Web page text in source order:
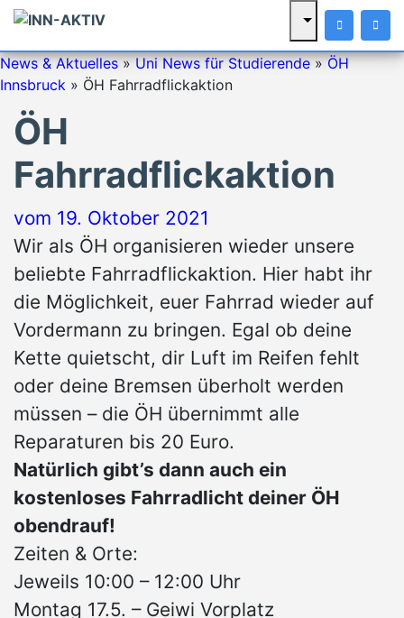
News & Aktuelles»Uni News für Studierende»ÖH
Innsbruck » ÖH Fahrradflickaktion
ÖH
Fahrradflickaktion
vom 19. Oktober 2021
Wir als ÖH organisieren wieder unsere
beliebte Fahrradflickaktion. Hier habt ihr
die Möglichkeit, euer Fahrrad wieder auf
Vordermann zu bringen. Egal ob deine
Kette quietscht, dir Luft im Reifen fehlt
oder deine Bremsen überholt werden
müssen – die ÖH übernimmt alle
Reparaturen bis 20 Euro.
Natürlich gibt’s dann auch ein
kostenloses Fahrradlicht deiner ÖH
obendrauf!
Zeiten & Orte:
Jeweils 10:00 – 12:00 Uhr
Montag 17.5. – Geiwi Vorplatz